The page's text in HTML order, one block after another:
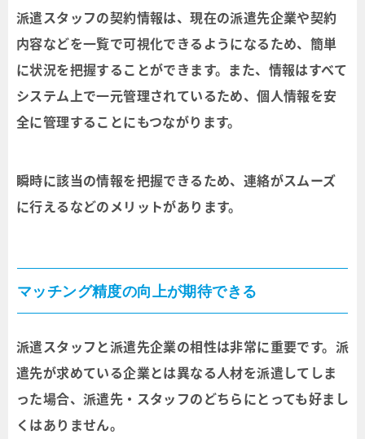
派遣スタッフの契約情報は、現在の派遣先企業や契約
内容などを一覧で可視化できるようになるため、簡単
に状況を把握することができます。また、情報はすべて
システム上で一元管理されているため、個人情報を安
全に管理することにもつながります。
瞬時に該当の情報を把握できるため、連絡がスムーズ
に行えるなどのメリットがあります。
マッチング精度の向上が期待できる
派遣スタッフと派遣先企業の相性は非常に重要です。派
遣先が求めている企業とは異なる人材を派遣してしま
った場合、派遣先・スタッフのどちらにとっても好まし
くはありません。